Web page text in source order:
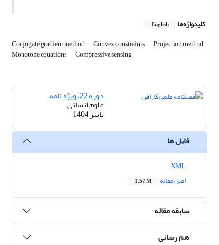
کلیدواژه‌ها English
Conjugate gradient method Convex constraints Projection method
Monotone equations Compressive sensing
دوره 22، ویژه نامه
علوم انسانی
پاییز 1404
فایل ها
اصل مقاله
1.57 M
سابقه مقاله
هم رسانی